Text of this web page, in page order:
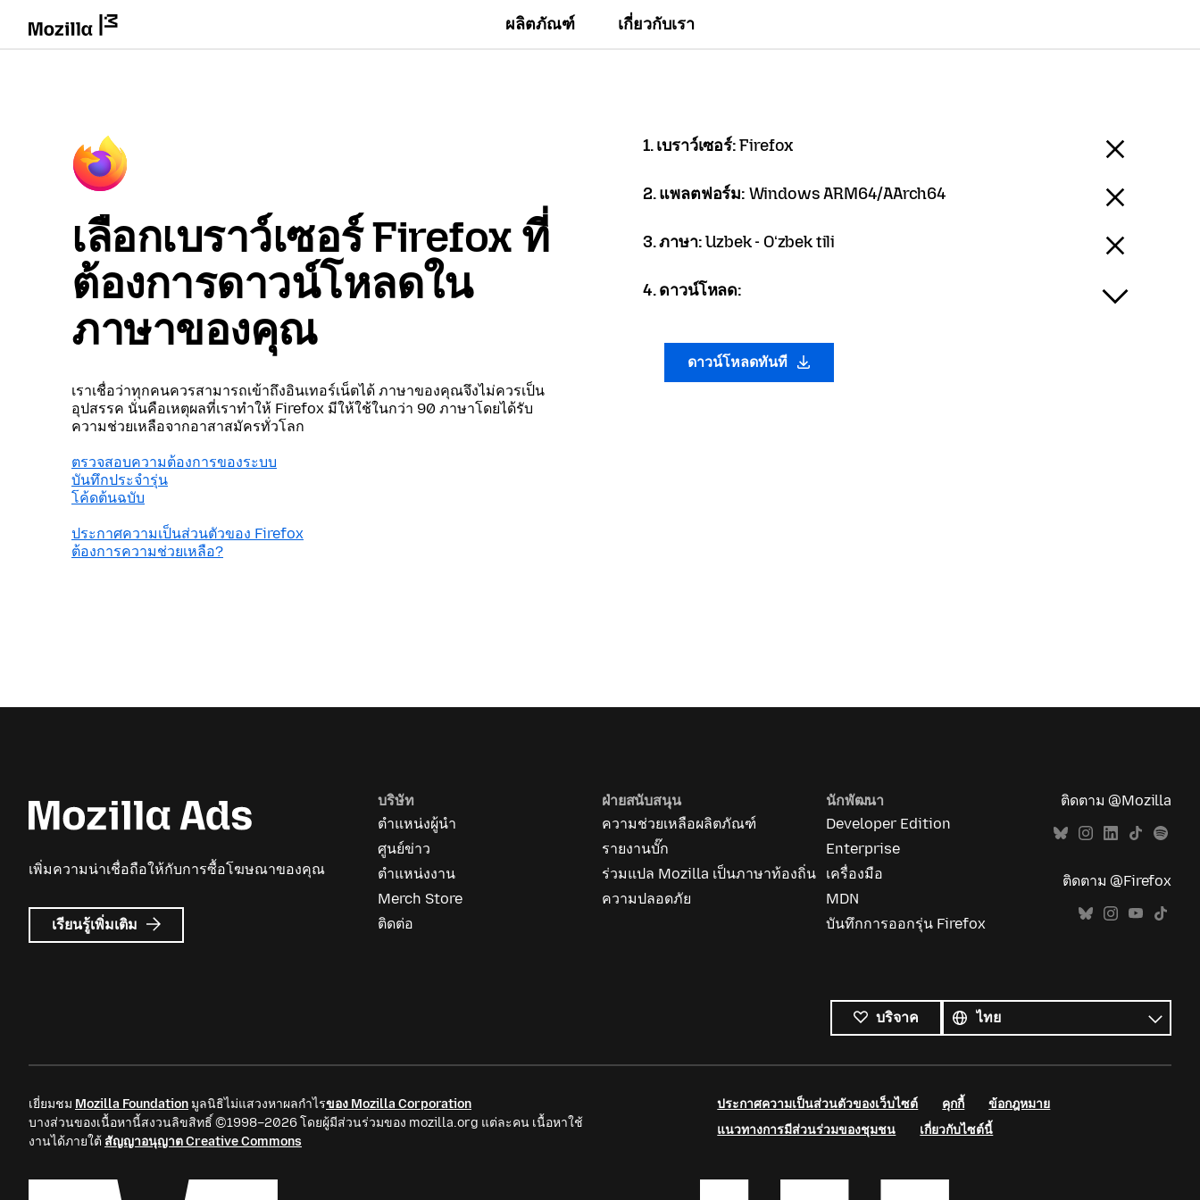
ผลิตภัณฑ์ เกี่ยวกับเรา
เลือกเบราว์เซอร์ Firefox ที่
ต้องการดาวน์โหลดใน
ภาษาของคุณ
เราเชื่อว่าทุกคนควรสามารถเข้าถึงอินเทอร์เน็ตได้ ภาษาของคุณจึงไม่ควรเป็น
อุปสรรค นั่นคือเหตุผลที่เราทำให้ Firefox มีให้ใช้ในกว่า 90 ภาษาโดยได้รับ
ความช่วยเหลือจากอาสาสมัครทั่วโลก
ตรวจสอบความต้องการของระบบ
บันทึกประจำรุ่น
โค้ดต้นฉบับ
ประกาศความเป็นส่วนตัวของ Firefox
ต้องการความช่วยเหลือ?
1. เบราว์เซอร์:Firefox
2. แพลตฟอร์ม: Windows ARM64/AArch64
3. ภาษา:Uzbek - Oʻzbek tili
4. ดาวน์โหลด:
ดาวน์โหลดทันที
เพิ่มความน่าเชื่อถือให้กับการซื้อโฆษณาของคุณ
เรียนรู้เพิ่มเติม เกี่ยว
กับ
บริษัท
ตำแหน่งผู้นำ
ศูนย์ข่าว
ตำแหน่งงาน
Merch Store
ติดต่อ
ฝ่ายสนับสนุน
ความช่วยเหลือผลิตภัณฑ์
รายงานบั๊ก
ร่วมแปล Mozilla เป็นภาษาท้องถิ่น
ความปลอดภัย
นักพัฒนา
Developer Edition
Enterprise
เครื่องมือ
MDN
บันทึกการออกรุ่น Firefox
ติดตาม @Mozilla
ติดตาม @Firefox
บริจาค
ทั้งหมด
ภาษา
เยี่ยมชม Mozilla Foundationมูลนิธิไม่แสวงหาผลกำไรของ Mozilla Corporation
บางส่วนของเนื้อหานี้สงวนลิขสิทธิ์ ©1998–2026 โดยผู้มีส่วนร่วมของ mozilla.org แต่ละคน เนื้อหาใช้
งานได้ภายใต้ สัญญาอนุญาต Creative Commons
ประกาศความเป็นส่วนตัวของเว็บไซต์ คุกกี้
ข้อกฎหมาย
แนวทางการมีส่วนร่วมของชุมชน
เกี่ยวกับไซต์นี้